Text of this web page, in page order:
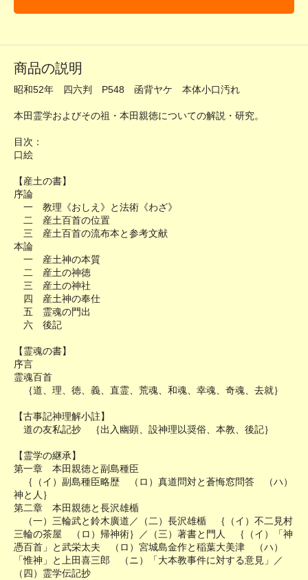
商品の説明
昭和52年 四六判 P548 函背ヤケ 本体小口汚れ
本田霊学およびその祖・本田親徳についての解説・研究。
目次：
口絵
【産土の書】
序論
一 教理《おしえ》と法術《わざ》
二 産土百首の位置
三 産土百首の流布本と参考文献
本論
一 産土神の本質
二 産土の神徳
三 産土の神社
四 産土神の奉仕
五 霊魂の門出
六 後記
【霊魂の書】
序言
霊魂百首
｛道、理、徳、義、直霊、荒魂、和魂、幸魂、奇魂、去就｝
【古事記神理解小註】
道の友私記抄 ｛出入幽顕、設神理以奨俗、本教、後記｝
【霊学の継承】
第一章 本田親徳と副島種臣
｛（イ）副島種臣略歴 （ロ）真道問対と蒼悔窓問答 （ハ）
神と人｝
第二章 本田親徳と長沢雄楯
（一）三輪武と鈴木廣道／（二）長沢雄楯 ｛（イ）不二見村
三輪の茶屋 （ロ）帰神術｝／（三）著書と門人 ｛（イ）「神
憑百首」と武栄太夫 （ロ）宮城島金作と稲葉大美津 （ハ）
「惟神」と上田喜三郎 （ニ）「大本教事件に対する意見」／
（四）霊学伝記抄